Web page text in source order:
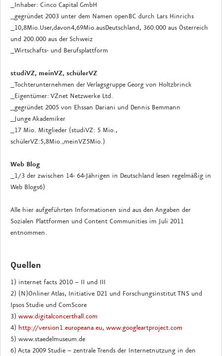
_Inhaber: Cinco Capital GmbH
_gegründet 2003 unter dem Namen openBC durch Lars Hinrichs
_10,8Mio.User,davon4,69Mio.ausDeutschland, 360.000 aus Österreich
und 200.000 aus der Schweiz
_Wirtschafts- und Berufsplattform
studiVZ, meinVZ, schülerVZ
_Tochterunternehmen der Verlagsgruppe Georg von Holtzbrinck
_Eigentümer: VZnet Netzwerke Ltd.
_gegründet 2005 von Ehssan Dariani und Dennis Bemmann
_Junge Akademiker
_17 Mio. Mitglieder (studiVZ: 5 Mio.,
schülerVZ:5,8Mio.,meinVZ5Mio.)
Web Blog
_1/3 der zwischen 14- 64-Jährigen in Deutschland lesen regelmäßig in
Web Blogs6)
Alle hier aufgeführten Informationen sind aus den Angaben der
Sozialen Plattformen und Content Communities im Juli 2011
entnommen.
Quellen
1) internet facts 2010 – II und III
2) (N)Onliner Atlas, Initiative D21 und Forschungsinstitut TNS und
Ipsos Studie und ComScore
3) www.digitalconcerthall.com
4) http://version1.europeana.eu, www.googleartproject.com
5) www.staedelmuseum.de
6) Acta 2009 Studie – zentrale Trends der Internetnutzung in den